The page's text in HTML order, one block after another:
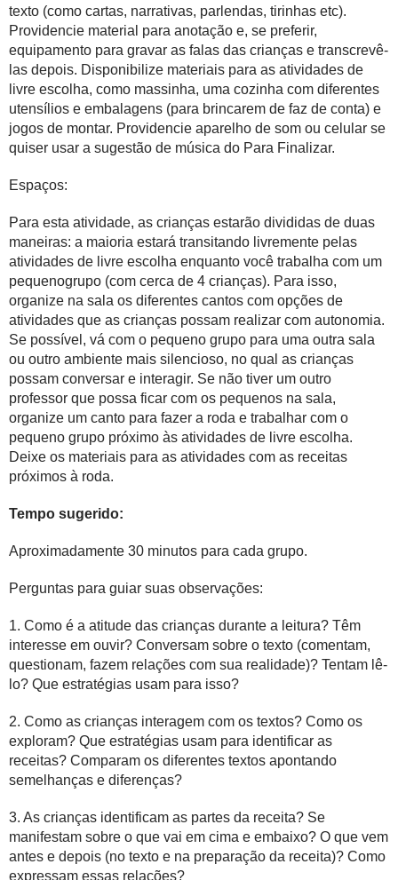
texto (como cartas, narrativas, parlendas, tirinhas etc).
Providencie material para anotação e, se preferir,
equipamento para gravar as falas das crianças e transcrevê-
las depois. Disponibilize materiais para as atividades de
livre escolha, como massinha, uma cozinha com diferentes
utensílios e embalagens (para brincarem de faz de conta) e
jogos de montar. Providencie aparelho de som ou celular se
quiser usar a sugestão de música do Para Finalizar.
Espaços:
Para esta atividade, as crianças estarão divididas de duas
maneiras: a maioria estará transitando livremente pelas
atividades de livre escolha enquanto você trabalha com um
pequenogrupo (com cerca de 4 crianças). Para isso,
organize na sala os diferentes cantos com opções de
atividades que as crianças possam realizar com autonomia.
Se possível, vá com o pequeno grupo para uma outra sala
ou outro ambiente mais silencioso, no qual as crianças
possam conversar e interagir. Se não tiver um outro
professor que possa ficar com os pequenos na sala,
organize um canto para fazer a roda e trabalhar com o
pequeno grupo próximo às atividades de livre escolha.
Deixe os materiais para as atividades com as receitas
próximos à roda.
Tempo sugerido:
Aproximadamente 30 minutos para cada grupo.
Perguntas para guiar suas observações:
1. Como é a atitude das crianças durante a leitura? Têm
interesse em ouvir? Conversam sobre o texto (comentam,
questionam, fazem relações com sua realidade)? Tentam lê-
lo? Que estratégias usam para isso?
2. Como as crianças interagem com os textos? Como os
exploram? Que estratégias usam para identificar as
receitas? Comparam os diferentes textos apontando
semelhanças e diferenças?
3. As crianças identificam as partes da receita? Se
manifestam sobre o que vai em cima e embaixo? O que vem
antes e depois (no texto e na preparação da receita)? Como
expressam essas relações?